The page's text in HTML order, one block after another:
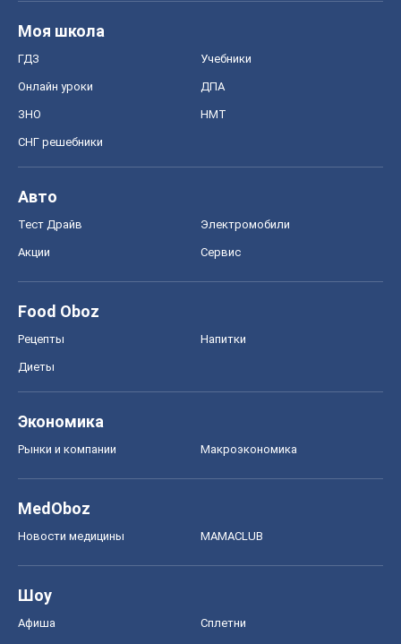
Моя школа
ГДЗ Учебники
Онлайн уроки ДПА
ЗНО НМТ
СНГ решебники
Авто
Тест Драйв Электромобили
Акции Сервис
Food Oboz
Рецепты Напитки
Диеты
Экономика
Рынки и компании Mакроэкономика
MedOboz
Новости медицины MAMACLUB
Шоу
Афиша Сплетни